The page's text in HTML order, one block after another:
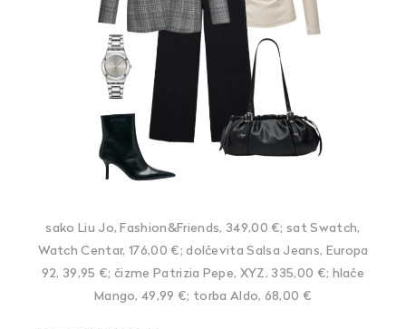
sako Liu Jo, Fashion&Friends, 349,00 €; sat Swatch,
Watch Centar, 176,00 €; dolčevita Salsa Jeans, Europa
92, 39,95 €; čizme Patrizia Pepe, XYZ, 335,00 €; hlače
Mango, 49,99 €; torba Aldo, 68,00 €